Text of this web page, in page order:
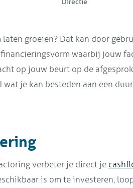
Directie
groeien? Dat kan door
waarbij jouw
op jouw beurt op de
je kan besteden aan een
verbeter je direct je
is om te investeren,